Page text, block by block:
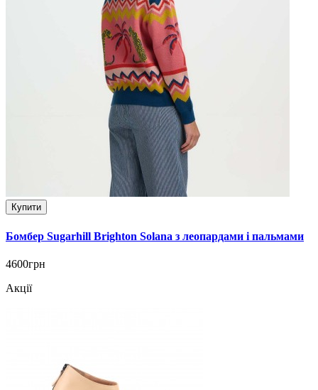
Купити
Бомбер Sugarhill Brighton Solana з леопардами і пальмами
4600грн
Акції